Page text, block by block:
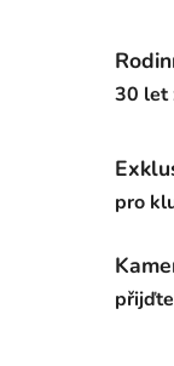
30 let
pro